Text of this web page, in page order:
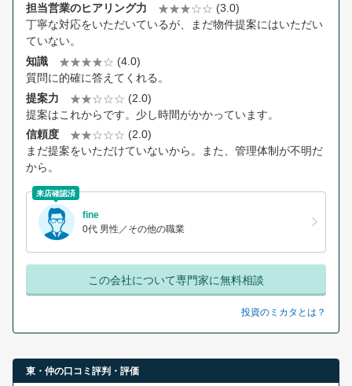
担当営業のヒアリング力
(3.0)
丁寧な対応をいただいているが、まだ物件提案にはいただい
ていない。
知識
(4.0)
質問に的確に答えてくれる。
提案力
(2.0)
提案はこれからです。少し時間がかかっています。
信頼度
(2.0)
まだ提案をいただけていないから。また、管理体制が不明だ
から。
来店確認済
fine
0代 男性／その他の職業
この会社について専門家に無料相談
投資のミカタとは？
東・仲の口コミ評判・評価